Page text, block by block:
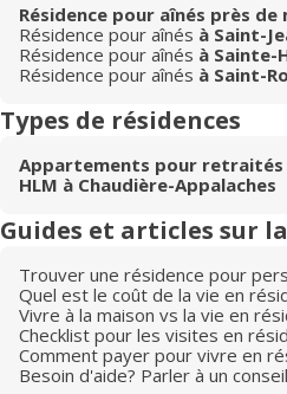
Résidence pour aînés près
Résidence pour aînés à Saint-
Résidence pour aînés à Sainte-
Résidence pour aînés à Saint-
Types de résidences
Appartements pour retraités
HLM à Chaudière-Appalaches
Guides et articles sur
Trouver une résidence pour
Quel est le coût de la vie en
Vivre à la maison vs la vie en
Checklist pour les visites en
Comment payer pour vivre en
Besoin d'aide? Parler à un